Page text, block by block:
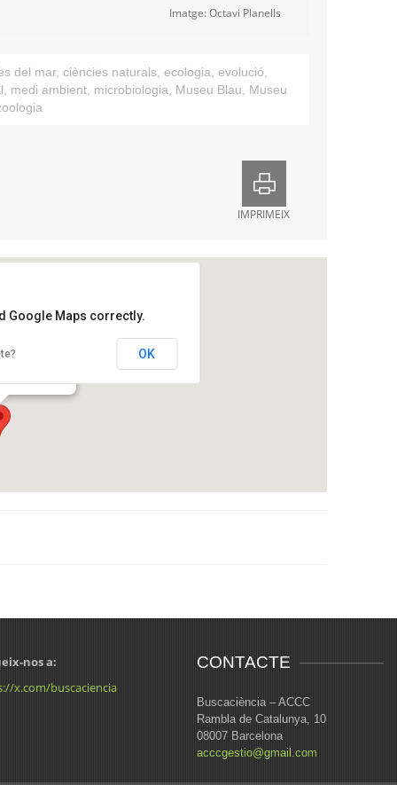
Imatge: Octavi Planells
del mar, ciències naturals, ecologia, evolució,
, medi ambient, microbiologia, Museu Blau, Museu
IMPRIMEIX
da Vinci, 4-5
Google Maps correctly.
OK
nos a:
x.com/buscaciencia
CONTACTE
Buscaciència – ACCC
Rambla de Catalunya, 10
08007 Barcelona
acccgestio@gmail.com